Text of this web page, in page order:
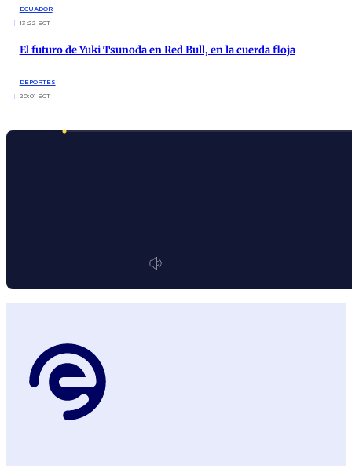
ECUADOR
13:22 ECT
El futuro de Yuki Tsunoda en Red Bull, en la cuerda floja
DEPORTES
20:01 ECT